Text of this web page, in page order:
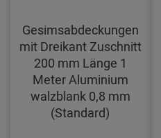
Gesimsabdeckungen
mit Dreikant Zuschnitt
200 mm Länge 1
Meter Aluminium
walzblank 0,8 mm
(Standard)